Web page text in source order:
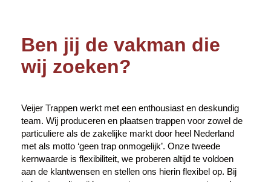
Ben jij de vakman die
wij zoeken?
Veijer Trappen werkt met een enthousiast en deskundig
team. Wij produceren en plaatsen trappen voor zowel de
particuliere als de zakelijke markt door heel Nederland
met als motto ‘geen trap onmogelijk’. Onze tweede
kernwaarde is flexibiliteit, we proberen altijd te voldoen
aan de klantwensen en stellen ons hierin flexibel op. Bij